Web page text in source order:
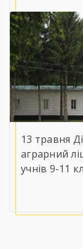
13 травня
аграрний
учнів 9-11
звернувся
виробничої